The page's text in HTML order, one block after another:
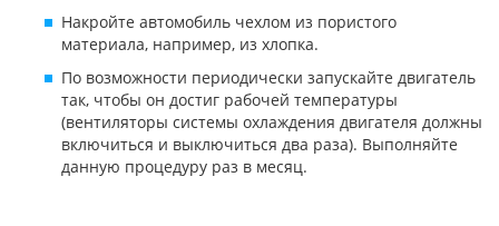
Накройте автомобиль чехлом из пористого
материала, например, из хлопка.
По возможности периодически запускайте двигатель
так, чтобы он достиг рабочей температуры
(вентиляторы системы охлаждения двигателя должны
включиться и выключиться два раза). Выполняйте
данную процедуру раз в месяц.